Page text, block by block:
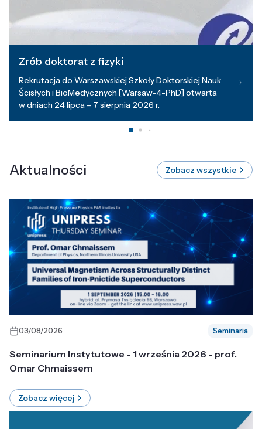
Zrób doktorat z fizyki
Rekrutacja do Warszawskiej Szkoły Doktorskiej Nauk
Ścisłych i BioMedycznych [Warsaw-4-PhD] otwarta
w dniach 24 lipca – 7 sierpnia 2026 r.
Aktualności Zobacz wszystkie
03/08/2026 Seminaria
Seminarium Instytutowe - 1 września 2026 - prof.
Omar Chmaissem
Zobacz więcej